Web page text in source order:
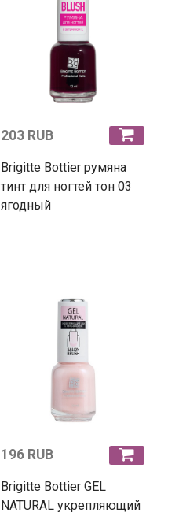
203 RUB
Brigitte Bottier румяна
тинт для ногтей тон 03
ягодный
196 RUB
Brigitte Bottier GEL
NATURAL укрепляющий